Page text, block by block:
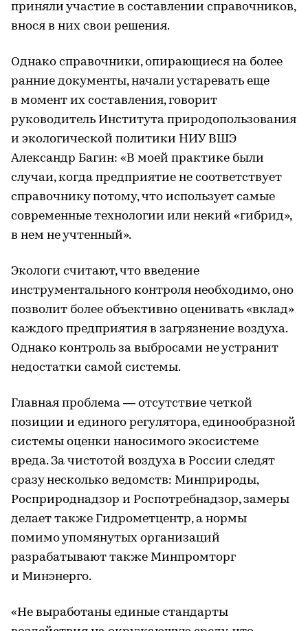
приняли участие в составлении справочников,
внося в них свои решения.
Однако справочники, опирающиеся на более
ранние документы, начали устаревать еще
в момент их составления, говорит
руководитель Института природопользования
и экологической политики НИУ ВШЭ
Александр Багин: «В моей практике были
случаи, когда предприятие не соответствует
справочнику потому, что использует самые
современные технологии или некий «гибрид»,
в нем не учтенный».
Экологи считают, что введение
инструментального контроля необходимо, оно
позволит более объективно оценивать «вклад»
каждого предприятия в загрязнение воздуха.
Однако контроль за выбросами не устранит
недостатки самой системы.
Главная проблема — отсутствие четкой
позиции и единого регулятора, единообразной
системы оценки наносимого экосистеме
вреда. За чистотой воздуха в России следят
сразу несколько ведомств: Минприроды,
Росприроднадзор и Роспотребнадзор, замеры
делает также Гидрометцентр, а нормы
помимо упомянутых организаций
разрабатывают также Минпромторг
и Минэнерго.
«Не выработаны единые стандарты